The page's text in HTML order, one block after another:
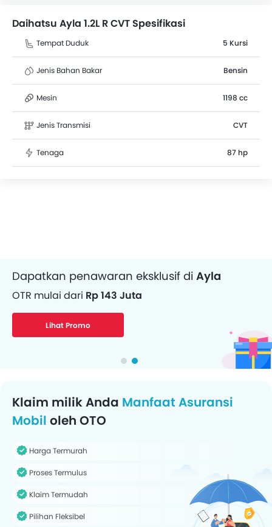
memberikan penilaian untuk Ayla 1.2L R CVT
berdasarkan fitur, jarak tempuh, kenyamanan tempat
duduk dan kinerja mesin. Pesaing terdekat Daihatsu
Ayla adalah KWID Climber. Cicilan bulanan terendah
dimulai dari Rp 24,04 Juta (selama 60 bulan).
Daihatsu Ayla 1.2L R CVT Spesifikasi
Tempat Duduk 5 Kursi
Jenis Bahan Bakar Bensin
Mesin 1198 cc
Jenis Transmisi CVT
Tenaga 87 hp
Dapatkan pinjaman dana untuk Mobil
Angsuran mulai dari
Rp 3,36 Juta/bulan
Klaim milik Anda Manfaat Asuransi
Mobil oleh OTO
Harga Termurah
Proses Termulus
Klaim Termudah
Pilihan Fleksibel